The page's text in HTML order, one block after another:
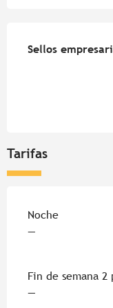
Sellos
Sellos
Tarifas
Tarifas 2026
Noche
—
Fin de semana 2
—